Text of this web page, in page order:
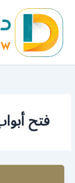
المحتوى
فتح